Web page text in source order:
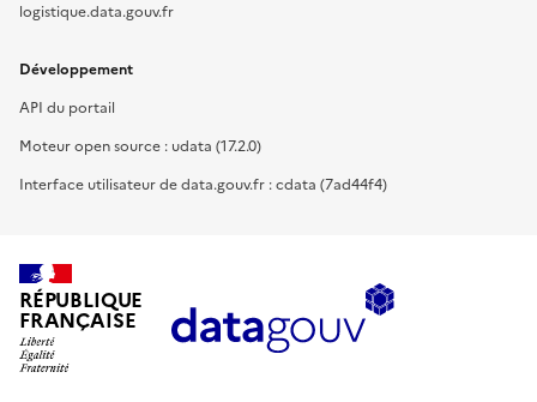
logistique.data.gouv.fr
Développement
API du portail
Moteur open source : udata (17.2.0)
Interface utilisateur de data.gouv.fr : cdata (7ad44f4)
RÉPUBLIQUE
FRANÇAISE